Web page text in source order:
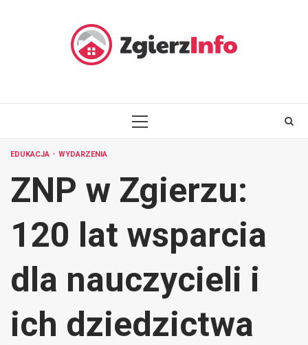
PRIMARY
EDUKACJA WYDARZENIA
ZNP w Zgierzu:
120 lat wsparcia
dla nauczycieli i
ich dziedzictwa